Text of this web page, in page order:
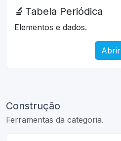
🔬 Tabela Periódica
Elementos e dados.
Abrir
Construção
Ferramentas da categoria.